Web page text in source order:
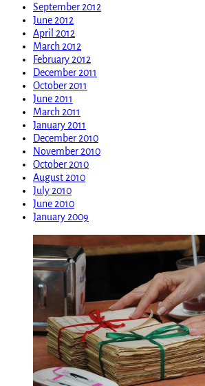
September 2012
June 2012
April 2012
March 2012
February 2012
December 2011
October 2011
June 2011
March 2011
January 2011
December 2010
November 2010
October 2010
August 2010
July 2010
June 2010
January 2009